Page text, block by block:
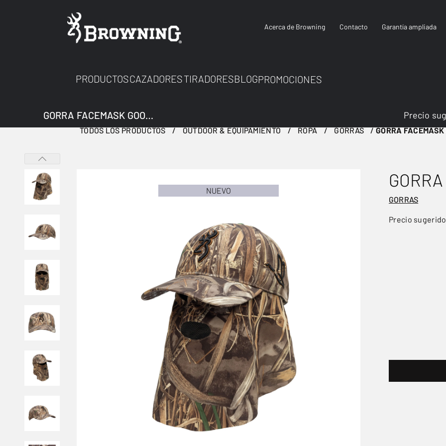
Acerca de Browning Contacto Garantía ampliada
PRODUCTOSCAZADORESTIRADORESBLOGPROMOCIONES
TODOS LOS PRODUCTOS OUTDOOR & EQUIPAMIENTO ROPA GORRAS GORRA
NUEVO
GORRAS
Precio
GORRA FACEMASK GOOSE MAX7 Precio